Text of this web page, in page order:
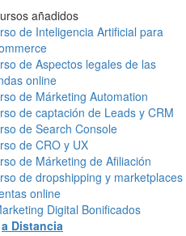
añadidos
de Inteligencia Artificial para
de Aspectos legales de las
online
de Márketing Automation
de captación de Leads y CRM
de Search Console
de CRO y UX
de Márketing de Afiliación
de dropshipping y marketplaces
online
Digital Bonificados
a Distancia